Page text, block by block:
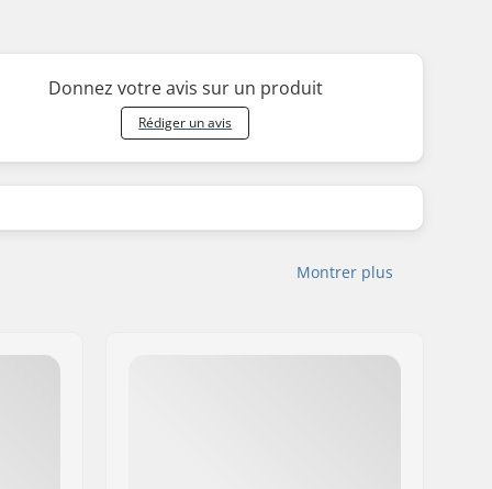
Donnez votre avis sur un produit
Rédiger un avis
Montrer plus